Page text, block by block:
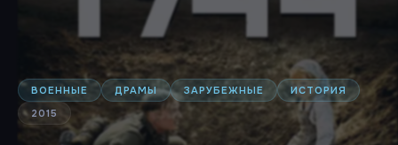
ВОЕННЫЕ ДРАМЫ ЗАРУБЕЖНЫЕ
ИСТОРИЯ
2015